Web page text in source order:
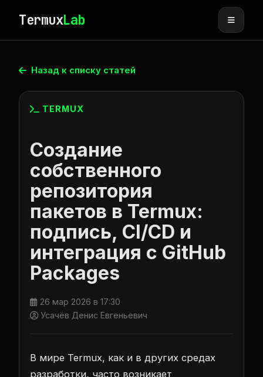
TermuxLab
Назад к списку статей
TERMUX
Создание
собственного
репозитория
пакетов в Termux:
подпись, CI/CD и
интеграция с GitHub
Packages
26 мар 2026 в 17:30
Усачёв Денис Евгеньевич
В мире Termux, как и в других средах
разработки, часто возникает